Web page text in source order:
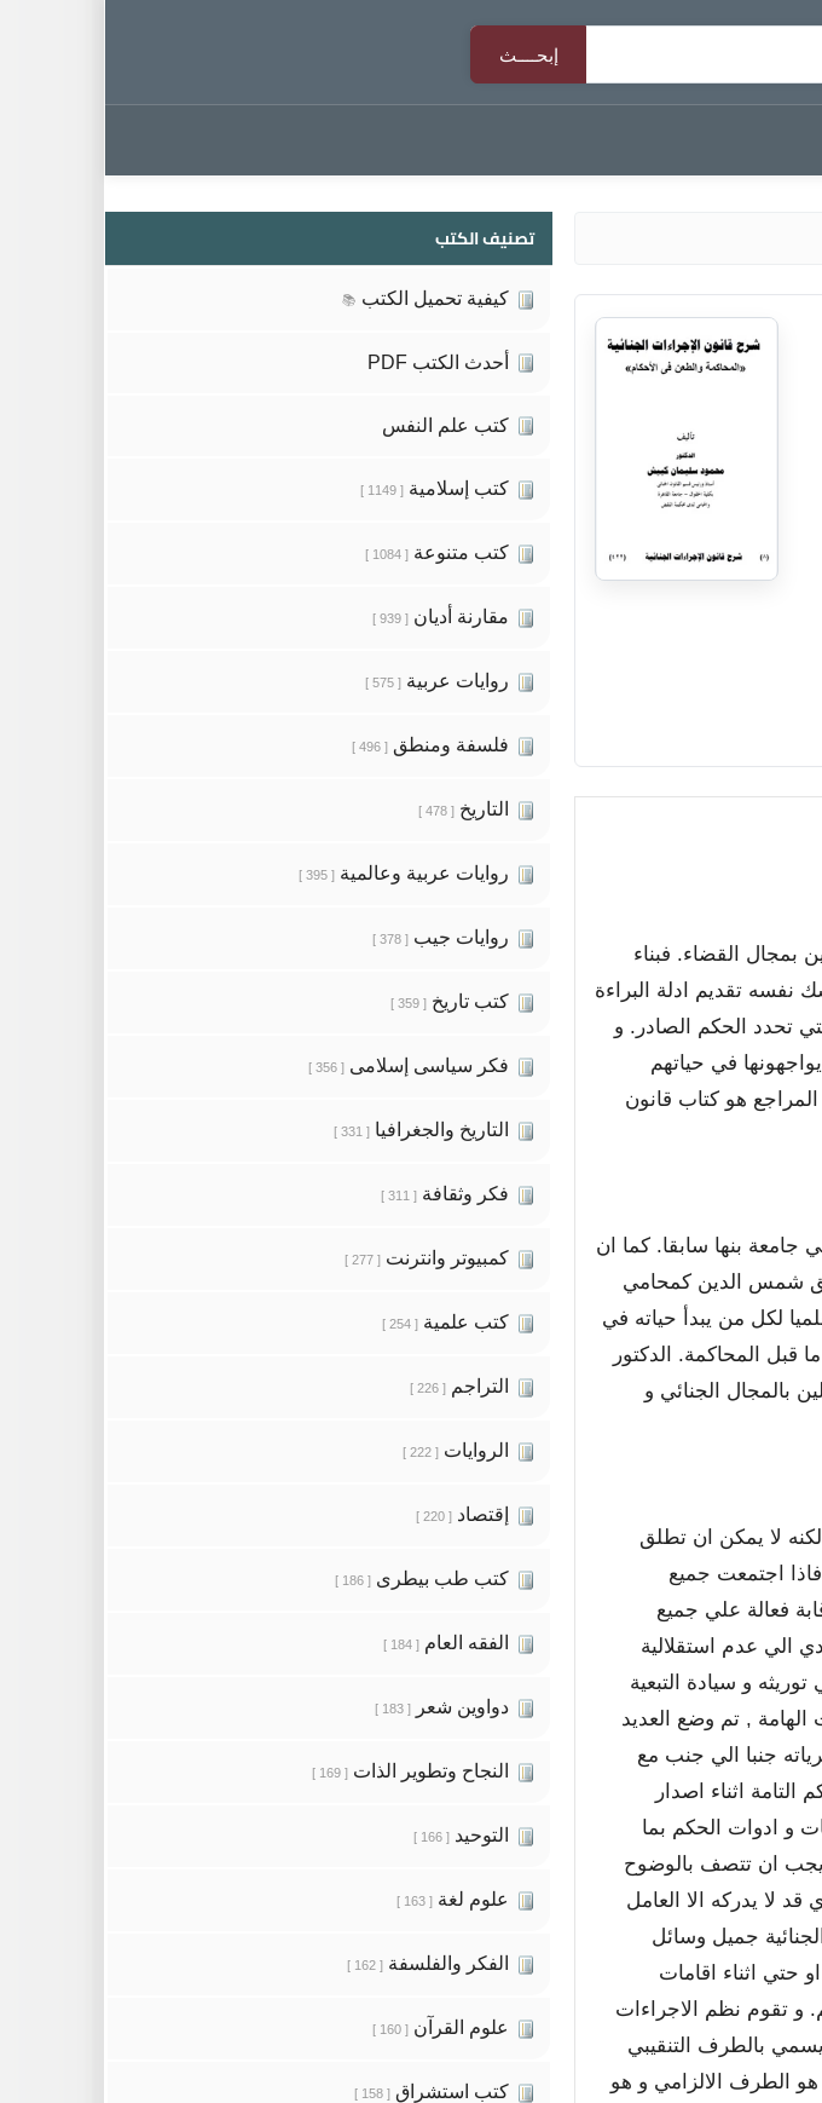
بمجال القضاء. فبناء
نفسه تقديم ادلة البراءة
تحدد الحكم الصادر. و
في حياتهم
المراجع هو كتاب قانون
بنها سابقا. كما ان
شمس الدين كمحامي
لكل من يبدأ حياته في
المحاكمة. الدكتور
بالمجال الجنائي و
لا يمكن ان تطلق
اجتمعت جميع
فعالة علي جميع
الي عدم استقلالية
و سيادة التبعية
الهامة , تم وضع العديد
جنبا الي جنب مع
اثناء اصدار
و ادوات الحكم بما
يجب ان تتصف بالوضوح
لا يدركه الا العامل
جميل وسائل
حتي اثناء اقامات
و تقوم نظم الاجراءات
بالطرف التنقيبي
الطرف الالزامي و هو
تصنيف الكتب
كيفية تحميل الكتب 📚
أحدث الكتب PDF
كتب علم النفس
كتب إسلامية [ 1149 ]
كتب متنوعة [ 1084 ]
مقارنة أديان [ 939 ]
روايات عربية [ 575 ]
فلسفة ومنطق [ 496 ]
التاريخ [ 478 ]
روايات عربية وعالمية [ 395 ]
روايات جيب [ 378 ]
كتب تاريخ [ 359 ]
فكر سياسى إسلامى [ 356 ]
التاريخ والجغرافيا [ 331 ]
فكر وثقافة [ 311 ]
كمبيوتر وانترنت [ 277 ]
كتب علمية [ 254 ]
التراجم [ 226 ]
الروايات [ 222 ]
إقتصاد [ 220 ]
كتب طب بيطرى [ 186 ]
الفقه العام [ 184 ]
دواوين شعر [ 183 ]
النجاح وتطوير الذات [ 169 ]
التوحيد [ 166 ]
علوم لغة [ 163 ]
الفكر والفلسفة [ 162 ]
علوم القرآن [ 160 ]
كتب استشراق [ 158 ]